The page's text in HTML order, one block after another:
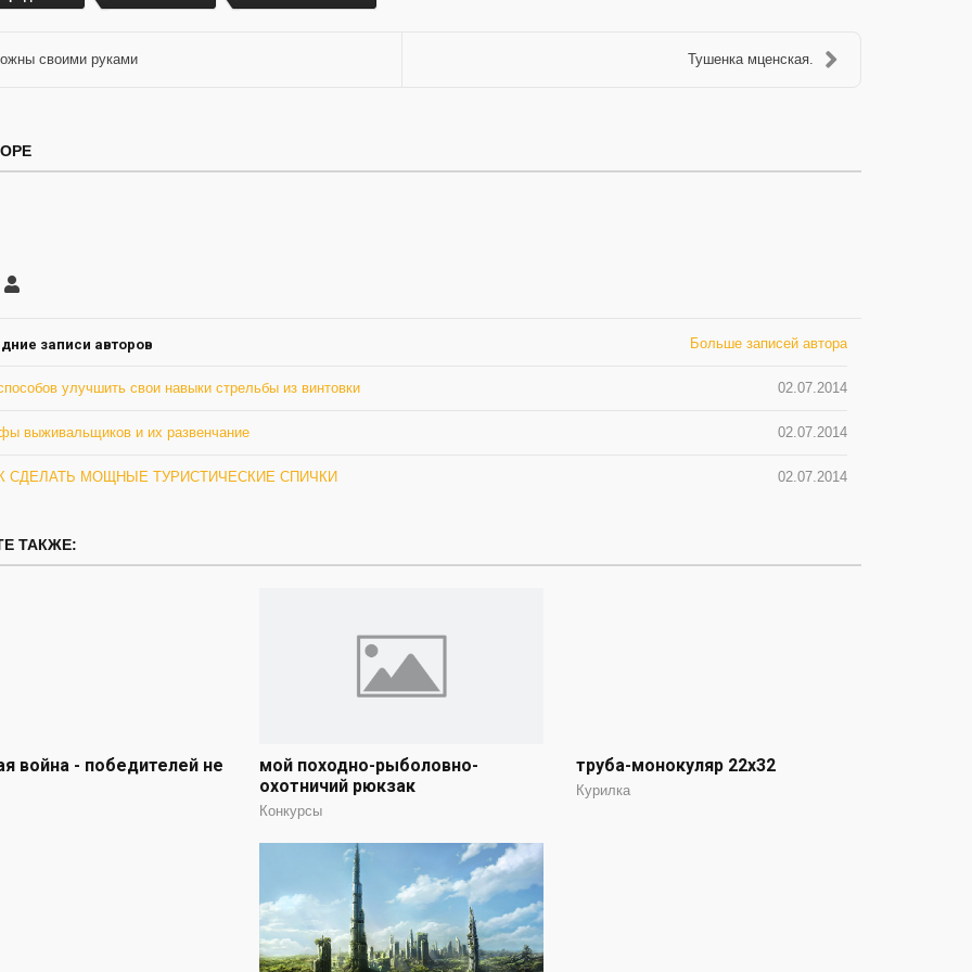
своими руками Тушенка мценская.
Грю
записи авторов Больше записей автора
02.07.2014
улучшить свои навыки стрельбы из винтовки
02.07.2014
выживальщиков и их развенчание
02.07.2014
СДЕЛАТЬ МОЩНЫЕ ТУРИСТИЧЕСКИЕ СПИЧКИ
ТАКЖЕ:
война - победителей не
мой походно-рыболовно-
охотничий рюкзак
Конкурсы
труба-монокуляр 22x32
Курилка